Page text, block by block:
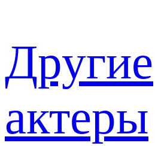
Другие
актеры